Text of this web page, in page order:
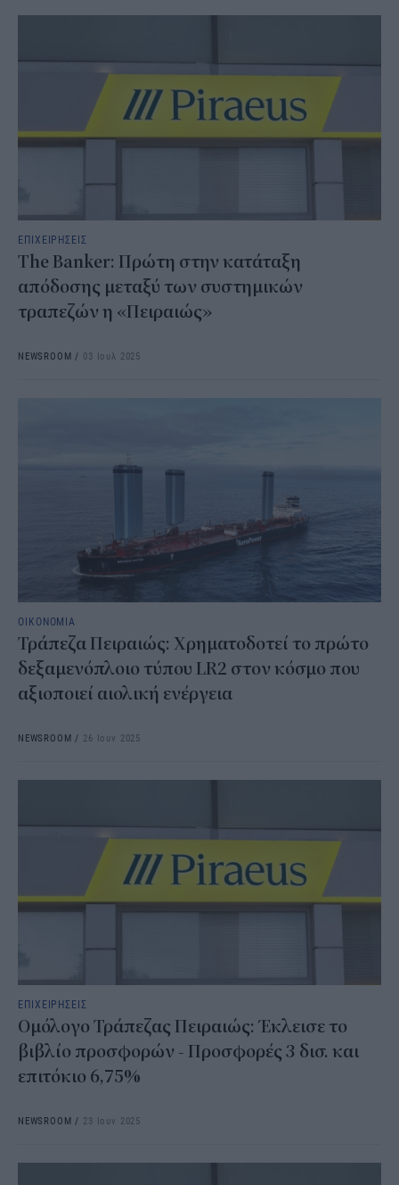
ΕΠΙΧΕΙΡΗΣΕΙΣ
The Banker: Πρώτη στην κατάταξη
απόδοσης μεταξύ των συστημικών
τραπεζών η «Πειραιώς»
NEWSROOM / 03 Ιουλ 2025
ΟΙΚΟΝΟΜΙΑ
Τράπεζα Πειραιώς: Χρηματοδοτεί το πρώτο
δεξαμενόπλοιο τύπου LR2 στον κόσμο που
αξιοποιεί αιολική ενέργεια
NEWSROOM / 26 Ιουν 2025
ΕΠΙΧΕΙΡΗΣΕΙΣ
Ομόλογο Τράπεζας Πειραιώς: Έκλεισε το
βιβλίο προσφορών - Προσφορές 3 δισ. και
επιτόκιο 6,75%
NEWSROOM / 23 Ιουν 2025